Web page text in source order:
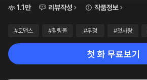
1.1만
리뷰작성 작품정보
#로맨스 #힐링물 #우정 #첫사랑
첫 화 무료보기